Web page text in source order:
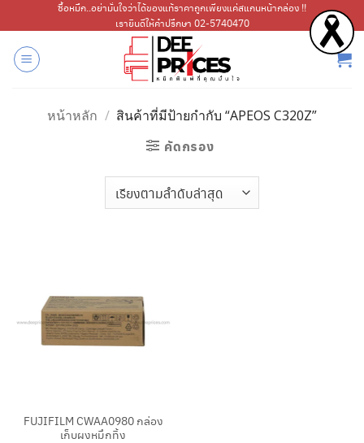
ไป
เนื้อหา
ซื้อหมึก..อย่ามั่นใจว่าได้ของแท้ราคาถูกเพียงแค่สแกนหน้ากล่อง !!
เรายินดีให้คำปรึกษา 02-5740470
หน้าหลัก / สินค้าที่มีป้ายกำกับ “APEOS C320Z”
คัดกรอง
FUJIFILM CWAA0980 กล่อง
เก็บผงหมึกทิ้ง